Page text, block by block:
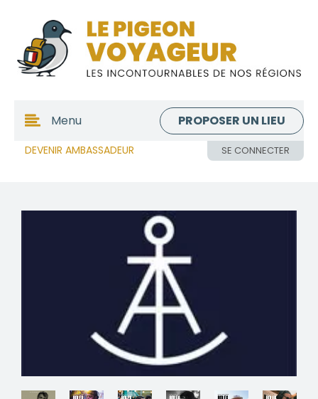
DEVENIR AMBASSADEUR SE CONNECTER
Menu PROPOSER UN LIEU